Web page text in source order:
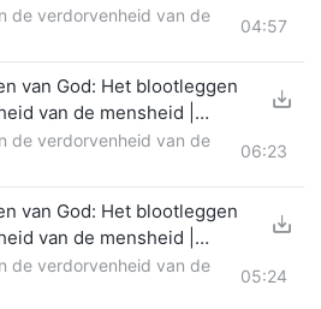
de verdorvenheid van de
04:57
van God: Het blootleggen
van de mensheid |
de verdorvenheid van de
06:23
van God: Het blootleggen
van de mensheid |
de verdorvenheid van de
05:24